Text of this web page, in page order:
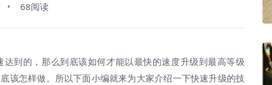
68阅读
到的，那么到底该如何才能以最快的速度升级到最高等级
该怎样做。所以下面小编就来为大家介绍一下快速升级的技